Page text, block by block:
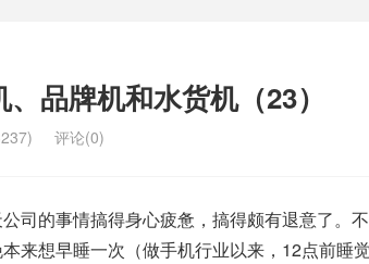
品牌机和水货机（23）
评论(0)
的事情搞得身心疲惫，搞得颇有退意了。
来想早睡一次（做手机行业以来，12点前睡